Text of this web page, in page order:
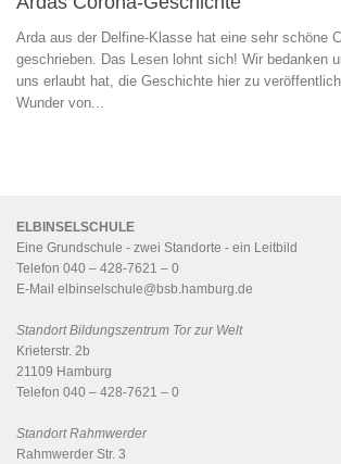
Arda aus der Delfine-Klasse hat eine sehr schöne
geschrieben. Das Lesen lohnt sich! Wir bedanken
uns erlaubt hat, die Geschichte hier zu
Wunder von...
ELBINSELSCHULE
Eine Grundschule - zwei Standorte - ein Leitbild
Telefon 040 – 428-7621 – 0
E-Mail elbinselschule@bsb.hamburg.de
Standort Bildungszentrum Tor zur Welt
Krieterstr. 2b
21109 Hamburg
Telefon 040 – 428-7621 – 0
Standort Rahmwerder
Rahmwerder Str. 3